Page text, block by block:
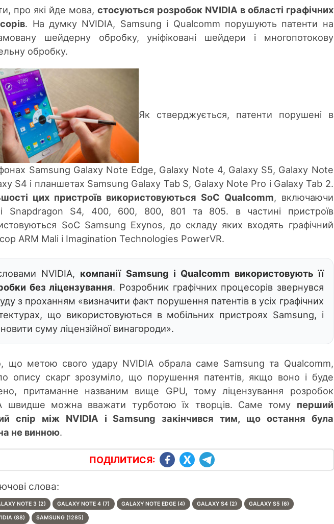
про які йде мова, стосуються розробок NVIDIA в області графічних
. На думку NVIDIA, Samsung і Qualcomm порушують патенти на
шейдерну обробку, уніфіковані шейдери і многопотокову
обробку.
Як стверджується, патенти порушені в
Samsung Galaxy Note Edge, Galaxy Note 4, Galaxy S5, Galaxy Note
S4 і планшетах Samsung Galaxy Tab S, Galaxy Note Pro і Galaxy Tab 2.
цих пристроїв використовуються SoC Qualcomm, включаючи
Snapdragon S4, 400, 600, 800, 801 та 805. в частині пристроїв
SoC Samsung Exynos, до складу яких входять графічний
ARM Mali і Imagination Technologies PowerVR.
NVIDIA, компанії Samsung і Qualcomm використовують її
без ліцензування. Розробник графічних процесорів звернувся
з проханням «визначити факт порушення патентів в усіх графічних
що використовуються в мобільних пристроях Samsung, і
суму ліцензійної винагороди».
що метою свого удару NVIDIA обрала саме Samsung та Qualcomm,
опису скарг зрозуміло, що порушення патентів, якщо воно і буде
притаманне названим вище GPU, тому ліцензування розробок
швидше можна вважати турботою їх творців. Саме тому перший
спір між NVIDIA і Samsung закінчився тим, що остання була
не винною.
ПОДІЛИТИСЯ:
слова:
NOTE 3 (2) GALAXY NOTE 4 (7) GALAXY NOTE EDGE (4) GALAXY S4 (2) GALAXY S5 (6)
(88) SAMSUNG (1285)